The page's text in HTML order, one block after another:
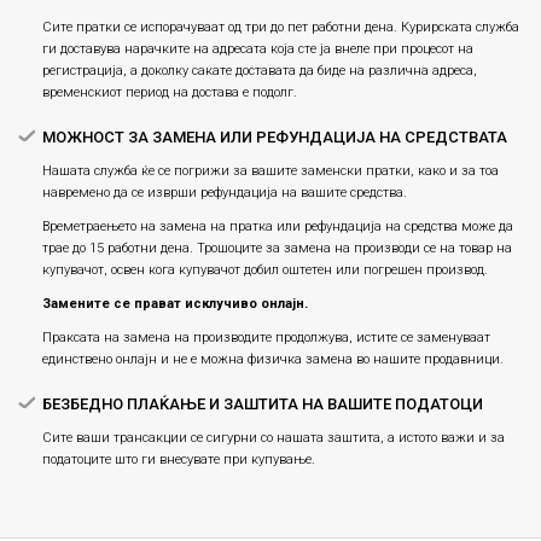
Сите пратки се испорачуваат од три до пет работни дена. Курирската служба
ги доставува нарачките на адресата која сте ја внеле при процесот на
регистрација, а доколку сакате доставата да биде на различна адреса,
временскиот период на достава е подолг.
МОЖНОСТ ЗА ЗАМЕНА ИЛИ РЕФУНДАЦИЈА НА СРЕДСТВАТА
Нашата служба ќе се погрижи за вашите заменски пратки, како и за тоа
навремено да се изврши рефундација на вашите средства.
Времетраењето на замена на пратка или рефундацијa на средства може да
трае до 15 работни дена. Трошоците за замена на производи се на товар на
купувачот, освен кога купувачот добил оштетен или погрешен производ.
Замените се прават исклучиво онлајн.
Праксата на замена на производите продолжува, истите се заменуваат
единствено онлајн и не е можна физичка замена во нашите продавници.
БЕЗБЕДНО ПЛАЌАЊЕ И ЗАШТИТА НА ВАШИТЕ ПОДАТОЦИ
Сите ваши трансакции се сигурни со нашата заштита, а истото важи и за
податоците што ги внесувате при купување.